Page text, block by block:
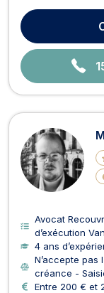
la protection
en droit
Avocat
d’exécution
4 ans
N’accepte pas
créance -
Entre 200 € et